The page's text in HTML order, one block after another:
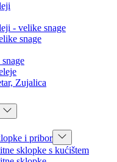
- velike snage
snage
Zujalica
i pribor
sklopke s kućištem